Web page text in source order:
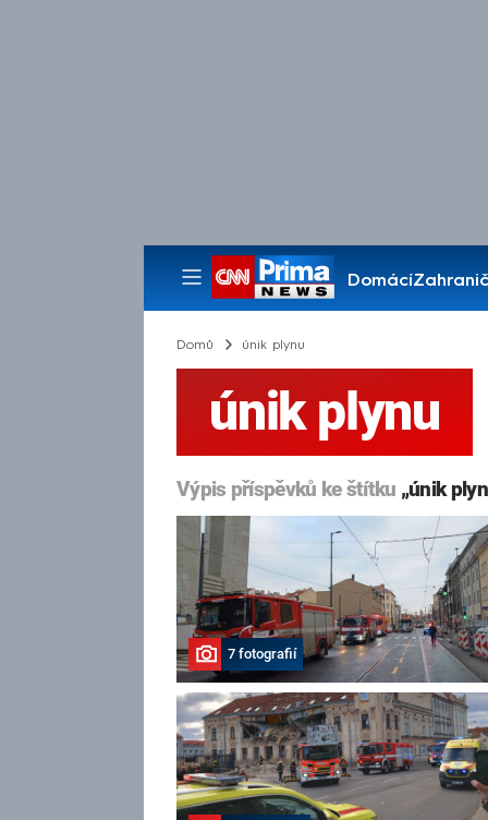
Domácí
Pořady
Domů únik plynu
únik plynu
Výpis příspěvků ke štítku „únik
7 fotografií